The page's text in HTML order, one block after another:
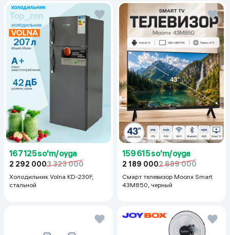
167 125 so'm/oyga
2 292 0003 323 000
Холодильник Volna KD-230F,
стальной
159 615 so'm/oyga
2 189 0002 689 000
Смарт телевизор Moonx Smart
43M850, черный